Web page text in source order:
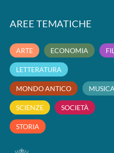
AREE TEMATICHE
ARTE ECONOMIA
LETTERATURA
MONDO ANTICO MUSICA
SCIENZE SOCIETÀ
STORIA